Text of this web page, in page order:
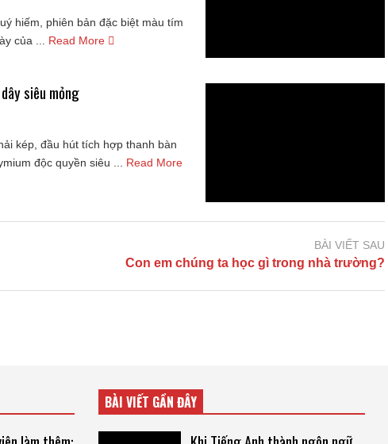
hiếm, phiên bản đặc biệt màu tím
của ...
Read More
siêu mỏng
kép, đầu hút tích hợp thanh bàn
độc quyền siêu ... Read More
BÀI VIẾT SAU
Con em chúng ta học gì trong nhà trường?
BÀI VIẾT GẦN ĐÂY